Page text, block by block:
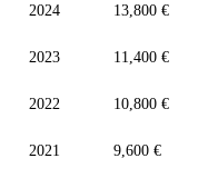
2024 13,800 €
2023 11,400 €
2022 10,800 €
2021 9,600 €